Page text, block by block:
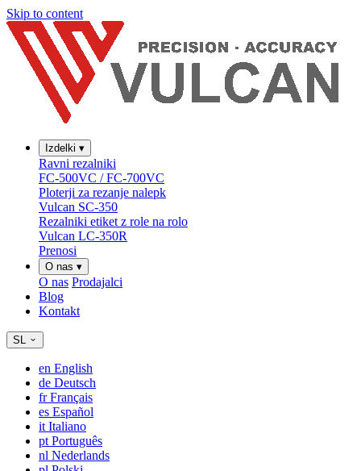
Skip to content
Izdelki ▾
Ravni rezalniki
FC-500VC / FC-700VC
Ploterji za rezanje nalepk
Vulcan SC-350
Rezalniki etiket z role na rolo
Vulcan LC-350R
Prenosi
O nas ▾
O nas Prodajalci
Blog
Kontakt
SL
en English
de Deutsch
frFrançais
es Español
it Italiano
pt Português
nl Nederlands